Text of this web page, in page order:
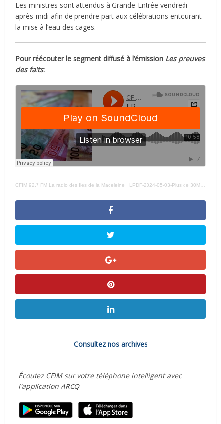
Les ministres sont attendus à Grande-Entrée vendredi
après-midi afin de prendre part aux célébrations entourant
la mise à l’eau des cages.
Pour réécouter le segment diffusé à l’émission Les preuves
des faits:
CFIM 92,7 FM La radio des Iles de la Madeleine · LPDF-2024-05-03-Plus de 30M$ en soutien financier annoncés par Québec et Ottawa
Consultez nos archives
Écoutez CFIM sur votre téléphone intelligent avec
l'application ARCQ